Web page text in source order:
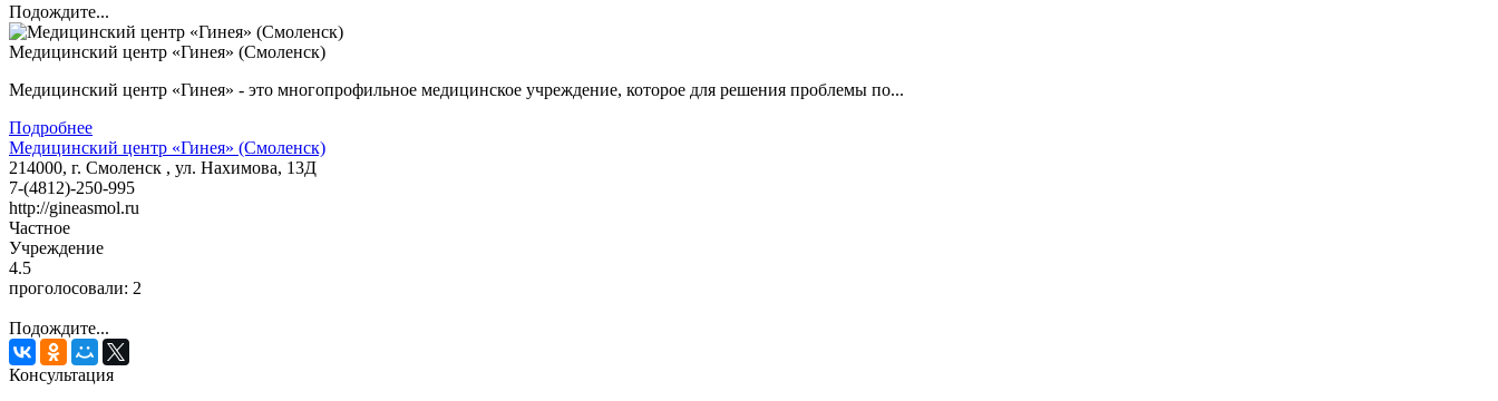
Подождите...
Медицинский центр «Гинея» (Смоленск)
Медицинский центр «Гинея» - это многопрофильное медицинское учреждение, которое для решения проблемы по...
Подробнее
Медицинский центр «Гинея» (Смоленск)
214000, г. Смоленск , ул. Нахимова, 13Д
7-(4812)-250-995
http://gineasmol.ru
Частное
Учреждение
4.5
проголосовали: 2
Подождите...
Консультация